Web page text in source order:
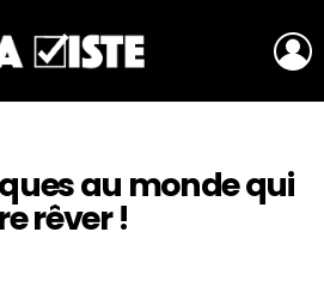
au monde qui
rêver !